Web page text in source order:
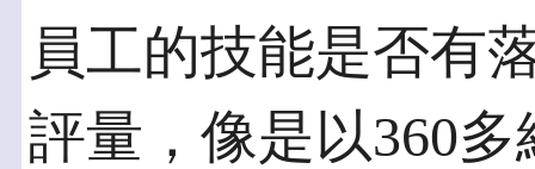
員工的技能是否有
評量，像是以360